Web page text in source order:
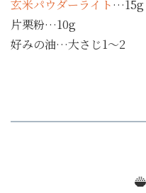
玄米パウダーライト…15g
片栗粉…10g
好みの油…大さじ1～2